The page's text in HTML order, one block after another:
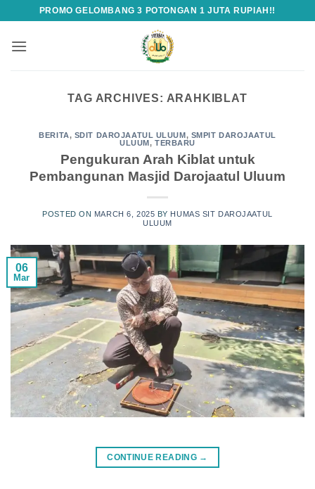
content
PROMO GELOMBANG 3 POTONGAN 1 JUTA RUPIAH!!
TAG ARCHIVES: ARAHKIBLAT
BERITA, SDIT DAROJAATUL ULUUM, SMPIT DAROJAATUL
ULUUM, TERBARU
Pengukuran Arah Kiblat untuk
Pembangunan Masjid Darojaatul Uluum
POSTED ON MARCH 6, 2025 BY HUMAS SIT DAROJAATUL
ULUUM
06
Mar
CONTINUE READING →